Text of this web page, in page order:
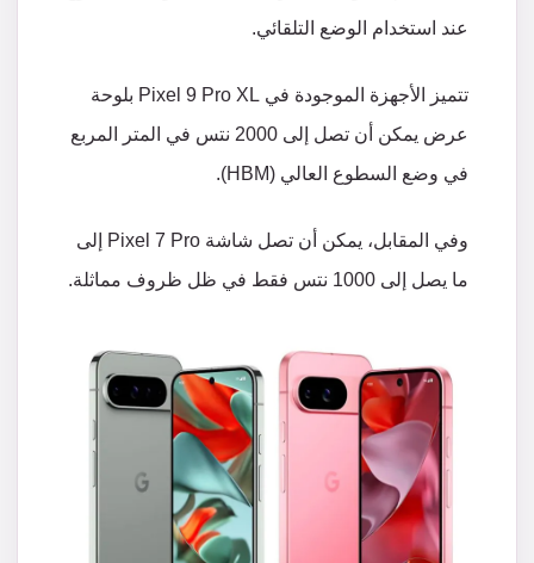
عند استخدام الوضع التلقائي.
تتميز الأجهزة الموجودة في
بلوحة
عرض يمكن أن تصل إلى نتس في المتر
المربع
في وضع السطوع العالي (HBM).
وفي المقابل، يمكن أن تصل شاشة
إلى
ما يصل إلى نتس فقط في ظل ظروف مماثلة.